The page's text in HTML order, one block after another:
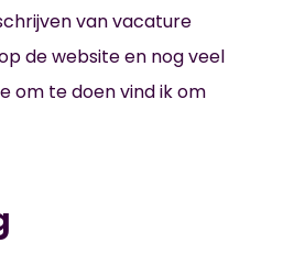
van vacature
de website en nog veel
om te doen vind ik om